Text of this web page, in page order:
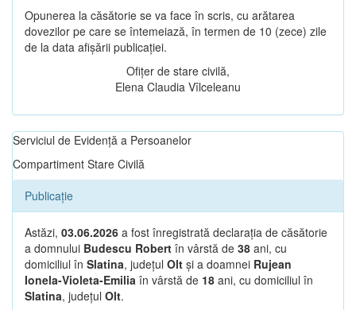
Opunerea la căsătorie se va face în scris, cu arătarea
dovezilor pe care se întemeiază, în termen de 10 (zece) zile
de la data afișării publicației.
Ofițer de stare civilă,
Elena Claudia Vîlceleanu
Serviciul de Evidență a Persoanelor
Compartiment Stare Civilă
Publicație
Astăzi, 03.06.2026 a fost înregistrată declarația de căsătorie
a domnului Budescu Robert în vârstă de 38 ani, cu
domiciliul în Slatina, județul Olt și a doamnei Rujean
Ionela-Violeta-Emilia în vârstă de 18 ani, cu domiciliul în
Slatina, județul Olt.